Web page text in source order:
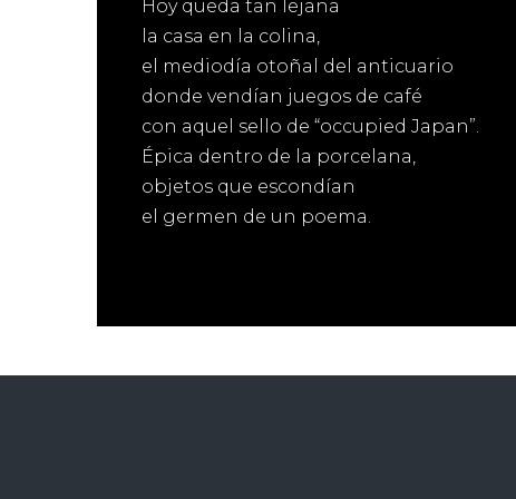
Hoy queda tan lejana
la casa en la colina,
el mediodía otoñal del anticuario
donde vendían juegos de café
con aquel sello de “occupied Japan”.
Épica dentro de la porcelana,
objetos que escondían
el germen de un poema.